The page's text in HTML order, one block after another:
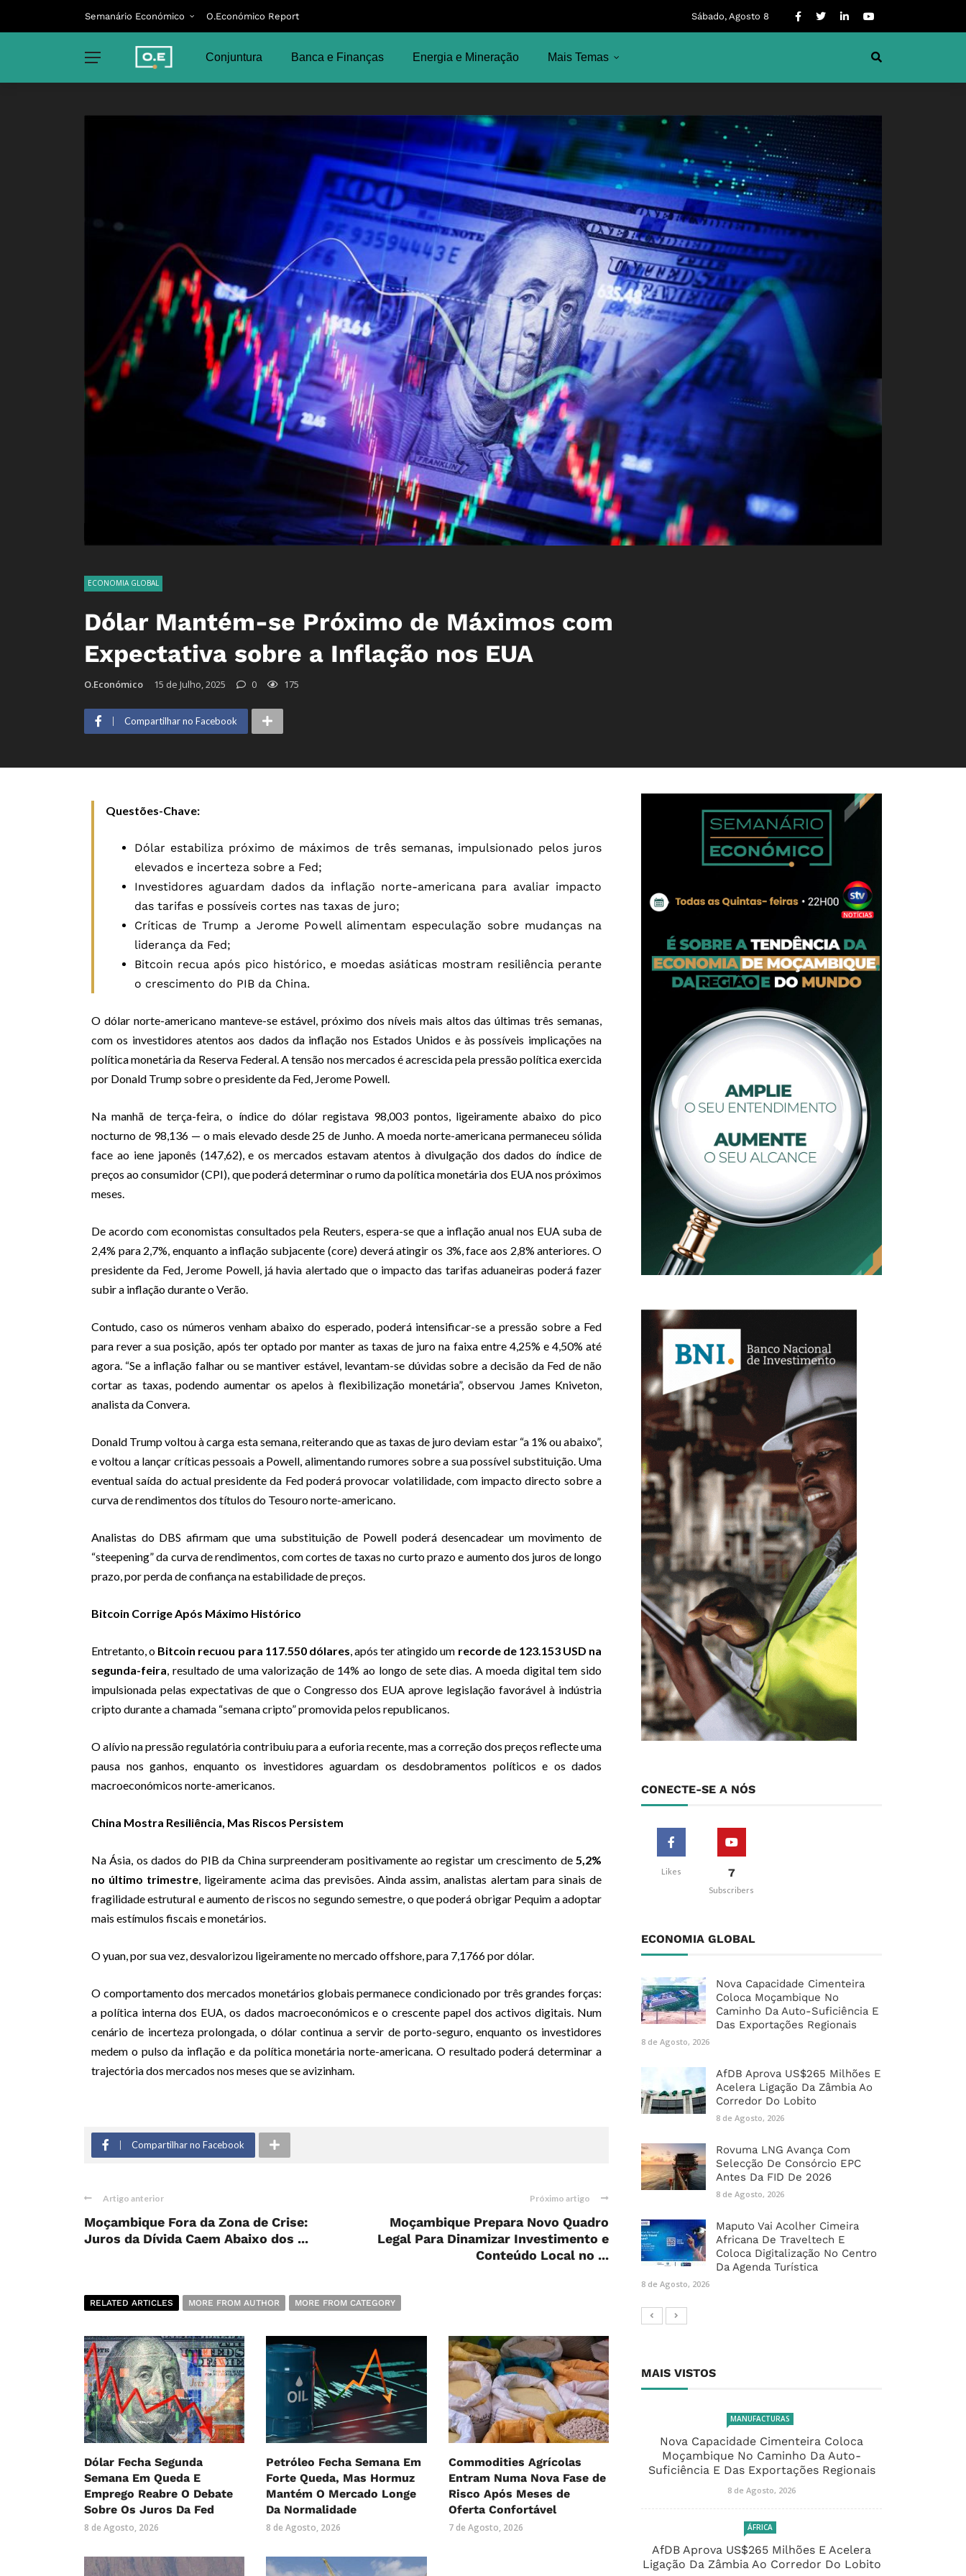
Semanário Económico O.Económico Report Sábado, Agosto 8
Conjuntura Banca e Finanças Energia e Mineração Mais Temas
ECONOMIA GLOBAL
Dólar Mantém-se Próximo de Máximos com
Expectativa sobre a Inflação nos EUA
O.Económico 15 de Julho, 2025 0 175
Compartilhar no Facebook
Questões-Chave:
Dólar estabiliza próximo de máximos de três semanas, impulsionado pelos juros
elevados e incerteza sobre a Fed;
Investidores aguardam dados da inflação norte-americana para avaliar impacto
das tarifas e possíveis cortes nas taxas de juro;
Críticas de Trump a Jerome Powell alimentam especulação sobre mudanças na
liderança da Fed;
Bitcoin recua após pico histórico, e moedas asiáticas mostram resiliência perante
o crescimento do PIB da China.
O dólar norte-americano manteve-se estável, próximo dos níveis mais altos das últimas três semanas,
com os investidores atentos aos dados da inflação nos Estados Unidos e às possíveis implicações na
política monetária da Reserva Federal. A tensão nos mercados é acrescida pela pressão política exercida
por Donald Trump sobre o presidente da Fed, Jerome Powell.
Na manhã de terça-feira, o índice do dólar registava 98,003 pontos, ligeiramente abaixo do pico
nocturno de 98,136 — o mais elevado desde 25 de Junho. A moeda norte-americana permaneceu sólida
face ao iene japonês (147,62), e os mercados estavam atentos à divulgação dos dados do índice de
preços ao consumidor (CPI), que poderá determinar o rumo da política monetária dos EUA nos próximos
meses.
De acordo com economistas consultados pela Reuters, espera-se que a inflação anual nos EUA suba de
2,4% para 2,7%, enquanto a inflação subjacente (core) deverá atingir os 3%, face aos 2,8% anteriores. O
presidente da Fed, Jerome Powell, já havia alertado que o impacto das tarifas aduaneiras poderá fazer
subir a inflação durante o Verão.
Contudo, caso os números venham abaixo do esperado, poderá intensificar-se a pressão sobre a Fed
para rever a sua posição, após ter optado por manter as taxas de juro na faixa entre 4,25% e 4,50% até
agora. “Se a inflação falhar ou se mantiver estável, levantam-se dúvidas sobre a decisão da Fed de não
cortar as taxas, podendo aumentar os apelos à flexibilização monetária”, observou James Kniveton,
analista da Convera.
Donald Trump voltou à carga esta semana, reiterando que as taxas de juro deviam estar “a 1% ou abaixo”,
e voltou a lançar críticas pessoais a Powell, alimentando rumores sobre a sua possível substituição. Uma
eventual saída do actual presidente da Fed poderá provocar volatilidade, com impacto directo sobre a
curva de rendimentos dos títulos do Tesouro norte-americano.
Analistas do DBS afirmam que uma substituição de Powell poderá desencadear um movimento de
“steepening” da curva de rendimentos, com cortes de taxas no curto prazo e aumento dos juros de longo
prazo, por perda de confiança na estabilidade de preços.
Bitcoin Corrige Após Máximo Histórico
Entretanto, o Bitcoin recuou para 117.550 dólares, após ter atingido um recorde de 123.153 USD na
segunda-feira, resultado de uma valorização de 14% ao longo de sete dias. A moeda digital tem sido
impulsionada pelas expectativas de que o Congresso dos EUA aprove legislação favorável à indústria
cripto durante a chamada “semana cripto” promovida pelos republicanos.
O alívio na pressão regulatória contribuiu para a euforia recente, mas a correção dos preços reflecte uma
pausa nos ganhos, enquanto os investidores aguardam os desdobramentos políticos e os dados
macroeconómicos norte-americanos.
China Mostra Resiliência, Mas Riscos Persistem
Na Ásia, os dados do PIB da China surpreenderam positivamente ao registar um crescimento de 5,2%
no último trimestre, ligeiramente acima das previsões. Ainda assim, analistas alertam para sinais de
fragilidade estrutural e aumento de riscos no segundo semestre, o que poderá obrigar Pequim a adoptar
mais estímulos fiscais e monetários.
O yuan, por sua vez, desvalorizou ligeiramente no mercado offshore, para 7,1766 por dólar.
O comportamento dos mercados monetários globais permanece condicionado por três grandes forças:
a política interna dos EUA, os dados macroeconómicos e o crescente papel dos activos digitais. Num
cenário de incerteza prolongada, o dólar continua a servir de porto-seguro, enquanto os investidores
medem o pulso da inflação e da política monetária norte-americana. O resultado poderá determinar a
trajectória dos mercados nos meses que se avizinham.
Compartilhar no Facebook
Artigo anterior
Moçambique Fora da Zona de Crise:
Juros da Dívida Caem Abaixo dos ...
Próximo artigo
Moçambique Prepara Novo Quadro
Legal Para Dinamizar Investimento e
Conteúdo Local no ...
RELATED ARTICLES MORE FROM AUTHOR MORE FROM CATEGORY
Dólar Fecha Segunda
Semana Em Queda E
Emprego Reabre O Debate
Sobre Os Juros Da Fed
8 de Agosto, 2026
Petróleo Fecha Semana Em
Forte Queda, Mas Hormuz
Mantém O Mercado Longe
Da Normalidade
8 de Agosto, 2026
Commodities Agrícolas
Entram Numa Nova Fase de
Risco Após Meses de
Oferta Confortável
7 de Agosto, 2026
CONECTE-SE A NÓS
Likes 7
Subscribers
ECONOMIA GLOBAL
Nova Capacidade Cimenteira
Coloca Moçambique No
Caminho Da Auto-Suficiência E
Das Exportações Regionais
8 de Agosto, 2026
AfDB Aprova US$265 Milhões E
Acelera Ligação Da Zâmbia Ao
Corredor Do Lobito
8 de Agosto, 2026
Rovuma LNG Avança Com
Selecção De Consórcio EPC
Antes Da FID De 2026
8 de Agosto, 2026
Maputo Vai Acolher Cimeira
Africana De Traveltech E
Coloca Digitalização No Centro
Da Agenda Turística
8 de Agosto, 2026
MAIS VISTOS
MANUFACTURAS
Nova Capacidade Cimenteira Coloca
Moçambique No Caminho Da Auto-
Suficiência E Das Exportações Regionais
8 de Agosto, 2026
ÁFRICA
AfDB Aprova US$265 Milhões E Acelera
Ligação Da Zâmbia Ao Corredor Do Lobito